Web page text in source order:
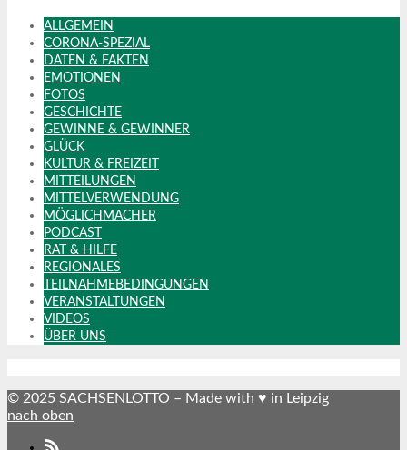
ALLGEMEIN
CORONA-SPEZIAL
DATEN & FAKTEN
EMOTIONEN
FOTOS
GESCHICHTE
GEWINNE & GEWINNER
GLÜCK
KULTUR & FREIZEIT
MITTEILUNGEN
MITTELVERWENDUNG
MÖGLICHMACHER
PODCAST
RAT & HILFE
REGIONALES
TEILNAHMEBEDINGUNGEN
VERANSTALTUNGEN
VIDEOS
ÜBER UNS
© 2025 SACHSENLOTTO – Made with ♥ in Leipzig
nach oben